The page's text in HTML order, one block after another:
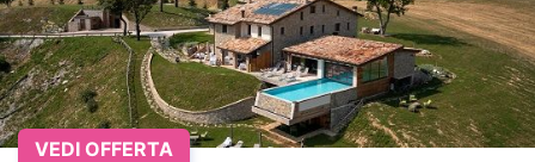
VEDI OFFERTA